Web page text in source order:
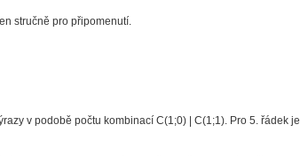
stručně pro připomenutí.
v podobě počtu kombinací C(1;0) | C(1;1). Pro 5. řádek je